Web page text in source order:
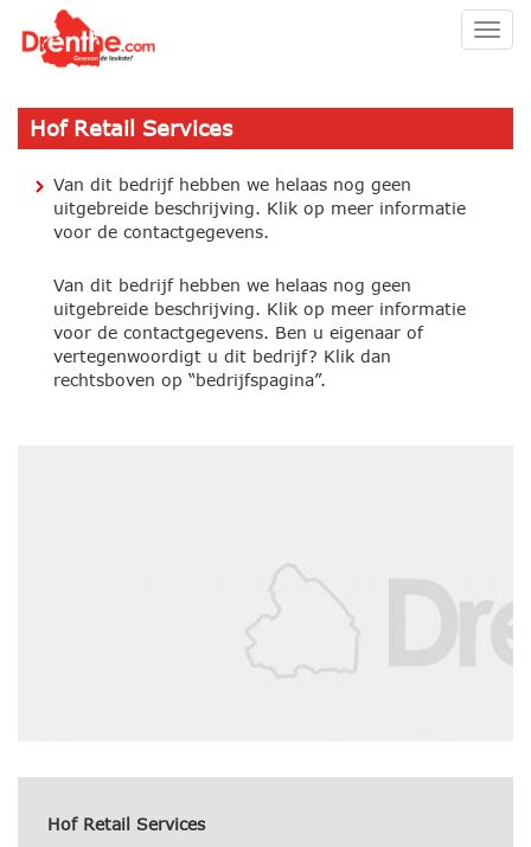
Hof Retail Services
Van dit bedrijf hebben we helaas nog geen
uitgebreide beschrijving. Klik op meer informatie
voor de contactgegevens.
Van dit bedrijf hebben we helaas nog geen
uitgebreide beschrijving. Klik op meer informatie
voor de contactgegevens. Ben u eigenaar of
vertegenwoordigt u dit bedrijf? Klik dan
rechtsboven op “bedrijfspagina”.
Hof Retail Services